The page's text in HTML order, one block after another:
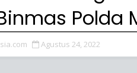
Polda
Agustus 24, 2022